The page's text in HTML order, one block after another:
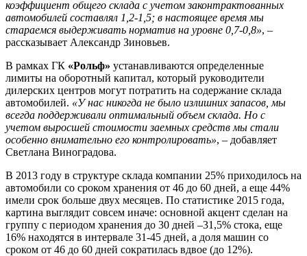
коэффициент общего склада с учетом законтрактованных
автомобилей составлял 1,2-1,5; в настоящее время мы
стараемся выдерживать норматив на уровне 0,7-0,8», –
рассказывает Александр Зиновьев.
В рамках ГК «Рольф» устанавливаются определенные
лимиты на оборотный капитал, который руководители
дилерских центров могут потратить на содержание склада
автомобилей. «У нас никогда не было излишних запасов, мы
всегда поддерживали оптимальный объем склада. Но с
учетом выросшей стоимости заемных средств мы стали
особенно внимательно его контролировать», – добавляет
Светлана Виноградова.
В 2013 году в структуре склада компании 25% приходилось на
автомобили со сроком хранения от 46 до 60 дней, а еще 44%
имели срок больше двух месяцев. По статистике 2015 года,
картина выглядит совсем иначе: основной акцент сделан на
группу с периодом хранения до 30 дней –31,5% стока, еще
16% находятся в интервале 31-45 дней, а доля машин со
сроком от 46 до 60 дней сократилась вдвое (до 12%).